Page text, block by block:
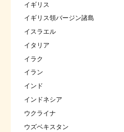
イギリス
イギリス領バージン諸島
イスラエル
イタリア
イラク
イラン
インド
インドネシア
ウクライナ
ウズベキスタン